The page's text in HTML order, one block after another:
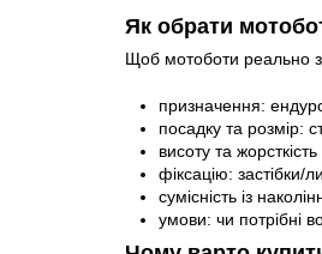
Як обрати
Щоб мотоботи реально
призначення:
посадку та розмір:
висоту та
фіксацію: застібки/
сумісність із
умови: чи потрібні